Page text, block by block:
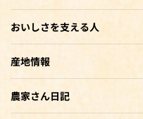
おいしさを支える人
産地情報
農家さん日記